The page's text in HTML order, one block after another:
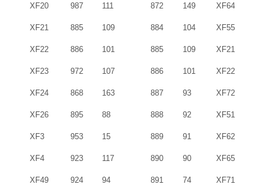
XF20 987 111 872 149 XF64
XF21 885 109 884 104 XF55
XF22 886 101 885 109 XF21
XF23 972 107 886 101 XF22
XF24 868 163 887 93 XF72
XF26 895 88 888 92 XF51
XF3 953 15 889 91 XF62
XF4 923 117 890 90 XF65
XF49 924 94 891 74 XF71